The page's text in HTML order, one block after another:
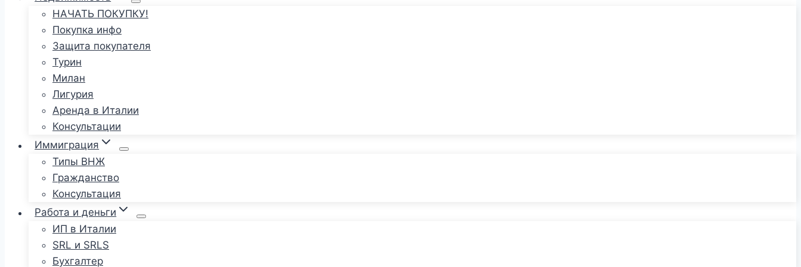
НАЧАТЬ ПОКУПКУ!
Покупка инфо
Защита покупателя
Турин
Милан
Лигурия
Аренда в Италии
Консультации
Иммиграция
Типы ВНЖ
Гражданство
Консультация
Работа и деньги
ИП в Италии
SRL и SRLS
Бухгалтер